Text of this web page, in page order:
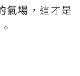
氣場 ，這才是